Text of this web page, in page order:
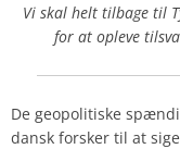
Vi skal helt tilbage til
for at opleve
De geopolitiske
dansk forsker til at